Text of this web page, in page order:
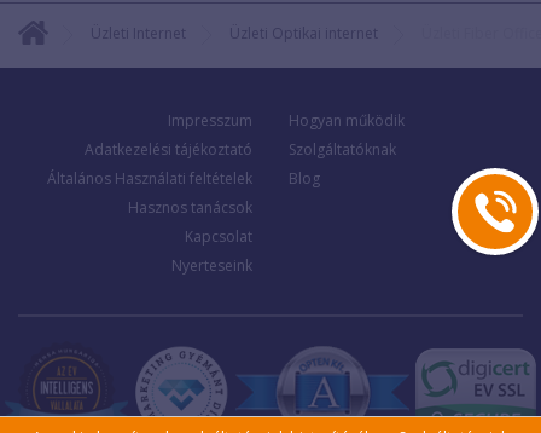
Üzleti Internet Üzleti Optikai internet
Impresszum
Adatkezelési tájékoztató
Általános Használati feltételek
Hasznos tanácsok
Kapcsolat
Nyerteseink
Hogyan működik
Szolgáltatóknak
Blog